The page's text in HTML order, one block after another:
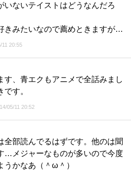
いないテイストはどうなんだろ
きみたいなので薦めときますが…
11 20:55
す、青エクもアニメで全話みまし
す。
05/11 20:52
全部読んでるはずです。他のは聞
…メジャーなものが多いので今度
うかなあ（＾ω＾）